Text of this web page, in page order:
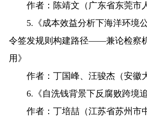
作者：陈靖文（广东省东莞市人
5.《成本效益分析下海洋环境公
令签发规则构建路径——兼论检察
用》
作者：丁国峰、汪骏杰（安徽大
6.《自洗钱背景下反腐败跨境追
作者：丁培喆（江苏省苏州市中